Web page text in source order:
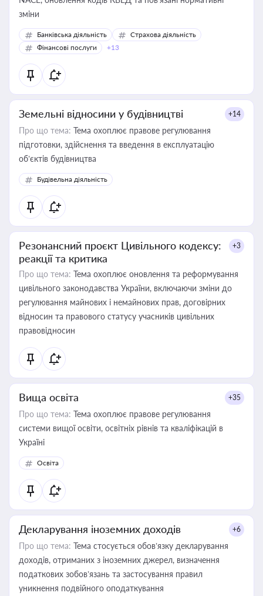
зміни
Банківська діяльність
Страхова діяльність
Фінансові послуги
+13
Земельні відносини у будівництві +14
Про що тема: Тема охоплює правове регулювання
підготовки, здійснення та введення в експлуатацію
об’єктів будівництва
Будівельна діяльність
Резонансний проєкт Цивільного кодексу:
реакції та критика
+3
Про що тема: Тема охоплює оновлення та реформування
цивільного законодавства України, включаючи зміни до
регулювання майнових і немайнових прав, договірних
відносин та правового статусу учасників цивільних
правовідносин
Вища освіта +35
Про що тема: Тема охоплює правове регулювання
системи вищої освіти, освітніх рівнів та кваліфікацій в
Україні
Освіта
Декларування іноземних доходів +6
Про що тема: Тема стосується обов’язку декларування
доходів, отриманих з іноземних джерел, визначення
податкових зобов’язань та застосування правил
уникнення подвійного оподаткування